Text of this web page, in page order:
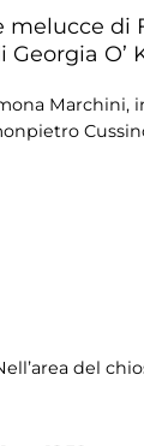
melucce di
O’
Marchini,
del